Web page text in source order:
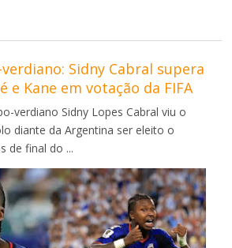
Sidny Cabral supera
e Kane em votação da FIFA
verdiano Sidny Lopes Cabral viu o
diante da Argentina ser eleito o
de final do ...